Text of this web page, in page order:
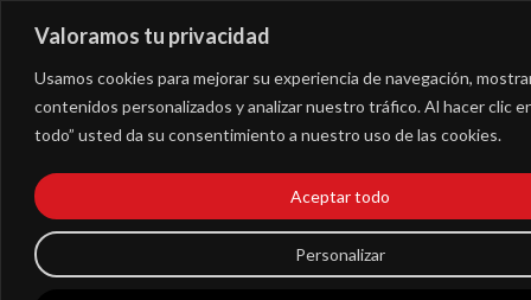
Valoramos tu privacidad
Usamos cookies para mejorar su experiencia de navegación,
contenidos personalizados y analizar nuestro tráfico. Al hacer clic
todo” usted da su consentimiento a nuestro uso de las cookies.
Personalizar
Aceptar todo
Blog
Noticias